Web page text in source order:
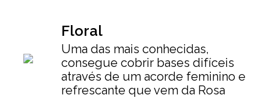
Floral
Uma das mais conhecidas,
consegue cobrir bases difíceis
através de um acorde feminino e
refrescante que vem da Rosa